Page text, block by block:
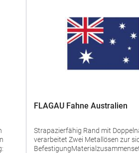
FLAGAU Fahne Australien
Strapazierfähig Rand mit Doppelnähten
verarbeitet Zwei Metallösen zur sicheren